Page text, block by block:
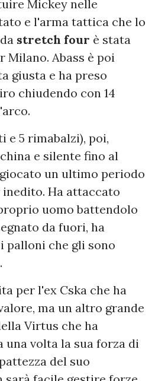
Mickey nelle
e l'arma tattica che lo
stretch four è stata
Abass è poi
giusta e ha preso
chiudendo con 14
e 5 rimabalzi), poi,
e silente fino al
un ultimo periodo
Ha attaccato
uomo battendolo
da fuori, ha
palloni che gli sono
per l'ex Cska che ha
ma un altro grande
Virtus che ha
volta la sua forza di
del suo